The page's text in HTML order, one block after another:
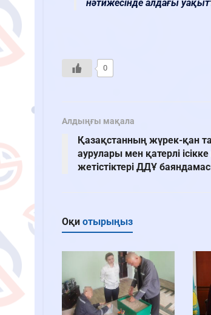
нәтижесінде алдағы
0
Алдыңғы мақала
Қазақстанның жүрек-қан
аурулары мен қатерлі
жетістіктері ДДҰ
Оқи отырыңыз